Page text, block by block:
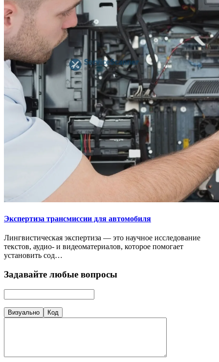
Экспертиза трансмиссии для автомобиля
Лингвистическая экспертиза — это научное исследование
текстов, аудио- и видеоматериалов, которое помогает
установить сод…
Задавайте любые вопросы
Визуально Код